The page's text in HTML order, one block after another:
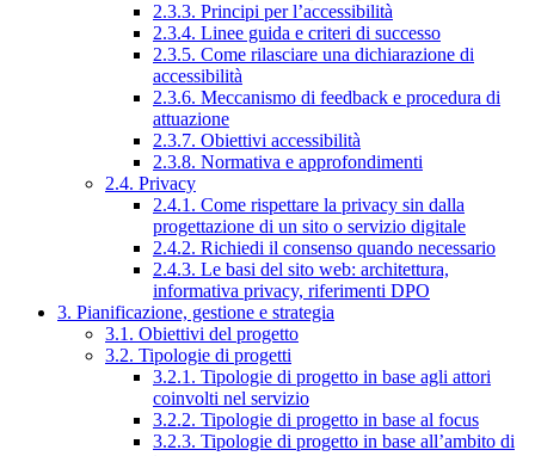
2.3.3. Principi per l’accessibilità
2.3.4. Linee guida e criteri di successo
2.3.5. Come rilasciare una dichiarazione di
accessibilità
2.3.6. Meccanismo di feedback e procedura di
attuazione
2.3.7. Obiettivi accessibilità
2.3.8. Normativa e approfondimenti
2.4. Privacy
2.4.1. Come rispettare la privacy sin dalla
progettazione di un sito o servizio digitale
2.4.2. Richiedi il consenso quando necessario
2.4.3. Le basi del sito web: architettura,
informativa privacy, riferimenti DPO
3. Pianificazione, gestione e strategia
3.1. Obiettivi del progetto
3.2. Tipologie di progetti
3.2.1. Tipologie di progetto in base agli attori
coinvolti nel servizio
3.2.2. Tipologie di progetto in base al focus
3.2.3. Tipologie di progetto in base all’ambito di